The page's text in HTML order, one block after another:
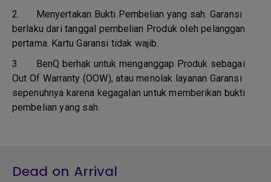
2. Menyertakan Bukti Pembelian yang sah. Garansi
berlaku dari tanggal pembelian Produk oleh pelanggan
pertama. Kartu Garansi tidak wajib.
3. BenQ berhak untuk menganggap Produk sebagai
Out Of Warranty (OOW), atau menolak layanan Garansi
sepenuhnya karena kegagalan untuk memberikan bukti
pembelian yang sah.
Dead on Arrival